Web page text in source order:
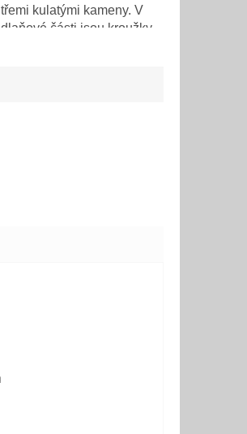
třemi kulatými kameny. V
dlaňové části jsou kroužky
je 5 z 5 hvězdiček.
je 5 z 5 hvězdiček.